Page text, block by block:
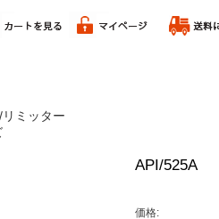
ミッター
API/525A
価格: